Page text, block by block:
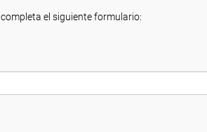
el siguiente formulario: